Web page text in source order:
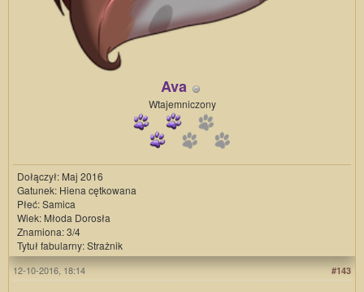
Ava
Wtajemniczony
Dołączył: Maj 2016
Gatunek: Hiena cętkowana
Płeć: Samica
Wiek: Młoda Dorosła
Znamiona: 3/4
Tytuł fabularny: Strażnik
#143
12-10-2016, 18:14